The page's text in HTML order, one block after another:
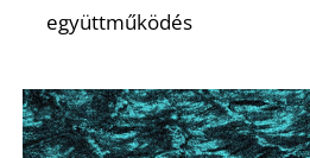
együttműködés